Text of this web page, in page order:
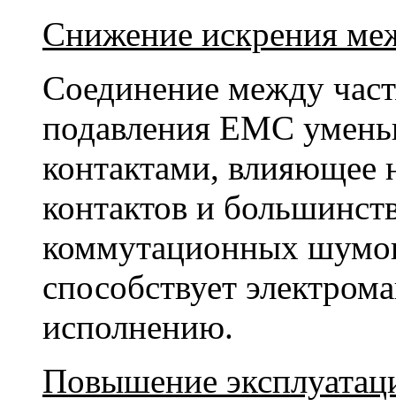
Снижение искрения
Соединение между
подавления EMC
контактами, влияющее
контактов и
коммутационных
способствует
исполнению.
Повышение